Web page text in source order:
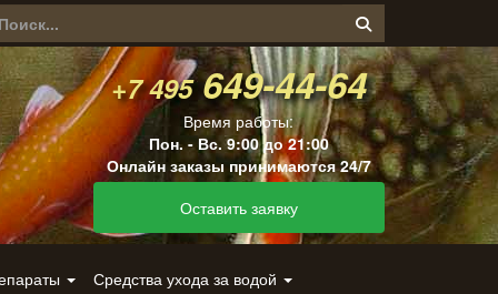
+7 495649-44-64
Время работы:
Пон. - Вс. 9:00 до 21:00
Онлайн заказы принимаются 24/7
Оставить заявку
Средства ухода за водой